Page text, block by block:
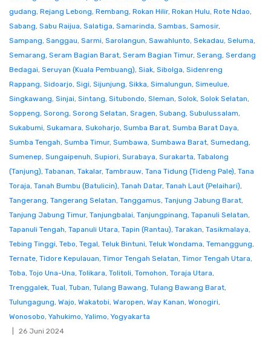
gudang, Rejang Lebong, Rembang, Rokan Hilir, Rokan Hulu, Rote Ndao,
Sabang, Sabu Raijua, Salatiga, Samarinda, Sambas, Samosir,
Sampang, Sanggau, Sarmi, Sarolangun, Sawahlunto, Sekadau, Seluma,
Semarang, Seram Bagian Barat, Seram Bagian Timur, Serang, Serdang
Bedagai, Seruyan (Kuala Pembuang), Siak, Sibolga, Sidenreng
Rappang, Sidoarjo, Sigi, Sijunjung, Sikka, Simalungun, Simeulue,
Singkawang, Sinjai, Sintang, Situbondo, Sleman, Solok, Solok Selatan,
Soppeng, Sorong, Sorong Selatan, Sragen, Subang, Subulussalam,
Sukabumi, Sukamara, Sukoharjo, Sumba Barat, Sumba Barat Daya,
Sumba Tengah, Sumba Timur, Sumbawa, Sumbawa Barat, Sumedang,
Sumenep, Sungaipenuh, Supiori, Surabaya, Surakarta, Tabalong
(Tanjung), Tabanan, Takalar, Tambrauw, Tana Tidung (Tideng Pale), Tana
Toraja, Tanah Bumbu (Batulicin), Tanah Datar, Tanah Laut (Pelaihari),
Tangerang, Tangerang Selatan, Tanggamus, Tanjung Jabung Barat,
Tanjung Jabung Timur, Tanjungbalai, Tanjungpinang, Tapanuli Selatan,
Tapanuli Tengah, Tapanuli Utara, Tapin (Rantau), Tarakan, Tasikmalaya,
Tebing Tinggi, Tebo, Tegal, Teluk Bintuni, Teluk Wondama, Temanggung,
Ternate, Tidore Kepulauan, Timor Tengah Selatan, Timor Tengah Utara,
Toba, Tojo Una-Una, Tolikara, Tolitoli, Tomohon, Toraja Utara,
Trenggalek, Tual, Tuban, Tulang Bawang, Tulang Bawang Barat,
Tulungagung, Wajo, Wakatobi, Waropen, Way Kanan, Wonogiri,
Wonosobo, Yahukimo, Yalimo, Yogyakarta
26 Juni 2024